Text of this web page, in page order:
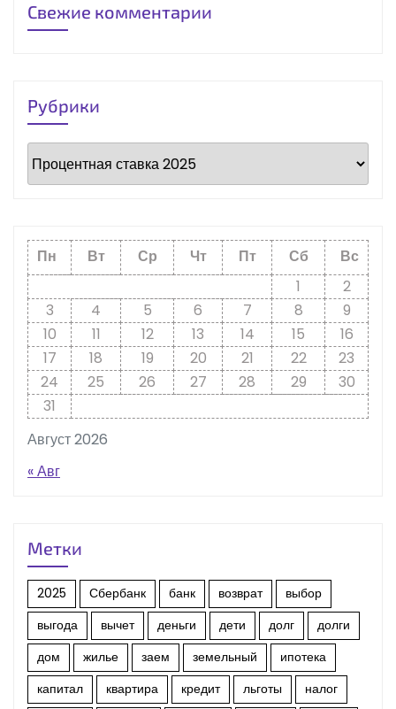
Свежие комментарии
Рубрики
Рубрики
Август 2026
Пн Вт Ср Чт Пт Сб
Вс
1
2
3
4 5 6 7 8
9
10
11 12 13 14 15
16
17
18 19 20 21 22
23
24
25 26 27 28 29
30
31
« Авг
Метки
2025 Сбербанк банк возврат
выбор
выгода
вычет деньги дети долг
долги
дом
жилье заем земельный
ипотека
капитал
квартира кредит льготы
налог